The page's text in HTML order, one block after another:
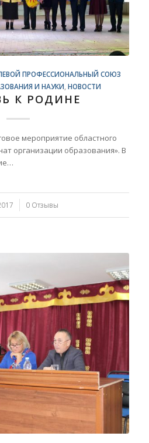
ПРОФЕССИОНАЛЬНЫЙ СОЮЗ
И НАУКИ ,НОВОСТИ
К РОДИНЕ
мероприятие областного
организации образования». В
0 Отзывы